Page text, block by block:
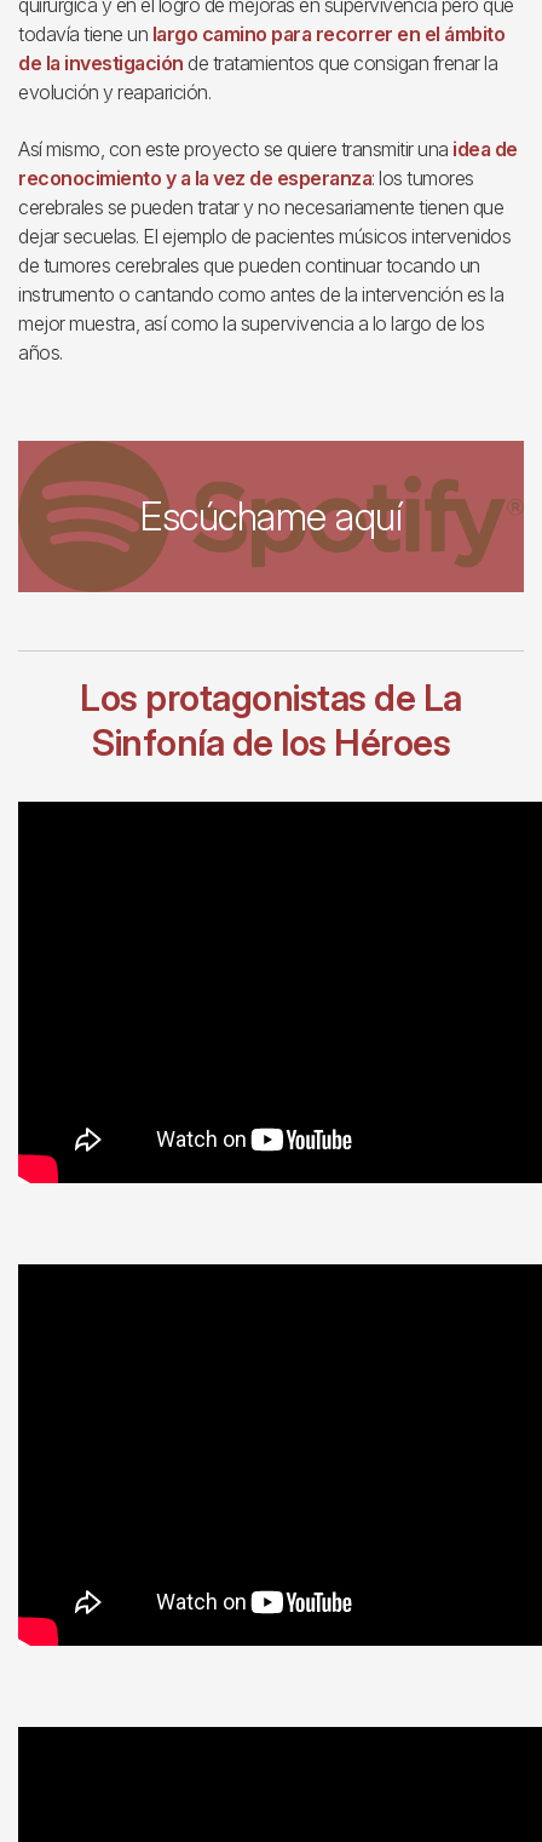
todavía tiene un largo camino para recorrer en el ámbito
de la investigación de tratamientos que consigan frenar la
evolución y reaparición.
Así mismo, con este proyecto se quiere transmitir una idea de
reconocimiento y a la vez de esperanza: los tumores
cerebrales se pueden tratar y no necesariamente tienen que
dejar secuelas. El ejemplo de pacientes músicos intervenidos
de tumores cerebrales que pueden continuar tocando un
instrumento o cantando como antes de la intervención es la
mejor muestra, así como la supervivencia a lo largo de los
años.
Escúchame aquí
Los protagonistas de La
Sinfonía de los Héroes